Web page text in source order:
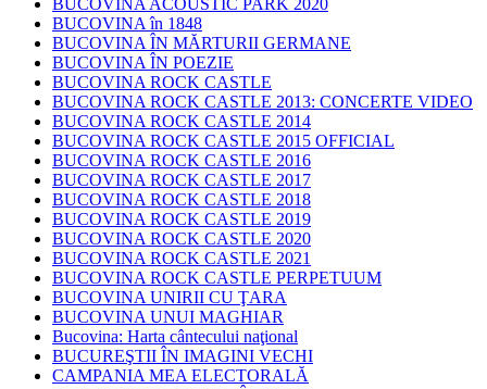
BUCOVINA ACOUSTIC PARK 2020
BUCOVINA în 1848
BUCOVINA ÎN MĂRTURII GERMANE
BUCOVINA ÎN POEZIE
BUCOVINA ROCK CASTLE
BUCOVINA ROCK CASTLE 2013: CONCERTE VIDEO
BUCOVINA ROCK CASTLE 2014
BUCOVINA ROCK CASTLE 2015 OFFICIAL
BUCOVINA ROCK CASTLE 2016
BUCOVINA ROCK CASTLE 2017
BUCOVINA ROCK CASTLE 2018
BUCOVINA ROCK CASTLE 2019
BUCOVINA ROCK CASTLE 2020
BUCOVINA ROCK CASTLE 2021
BUCOVINA ROCK CASTLE PERPETUUM
BUCOVINA UNIRII CU ŢARA
BUCOVINA UNUI MAGHIAR
Bucovina: Harta cântecului naţional
BUCUREŞTII ÎN IMAGINI VECHI
CAMPANIA MEA ELECTORALĂ